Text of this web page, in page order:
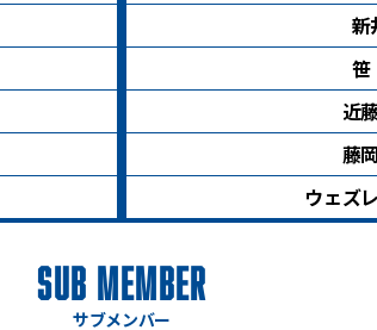
近
藤
ウェズ
SUB MEMBER
サブメンバー